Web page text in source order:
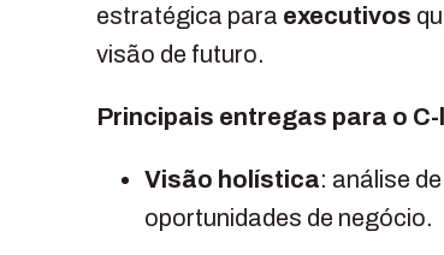
estratégica para executivos
visão de futuro.
Principais entregas para o C-
Visão holística: análise
oportunidades de negócio.